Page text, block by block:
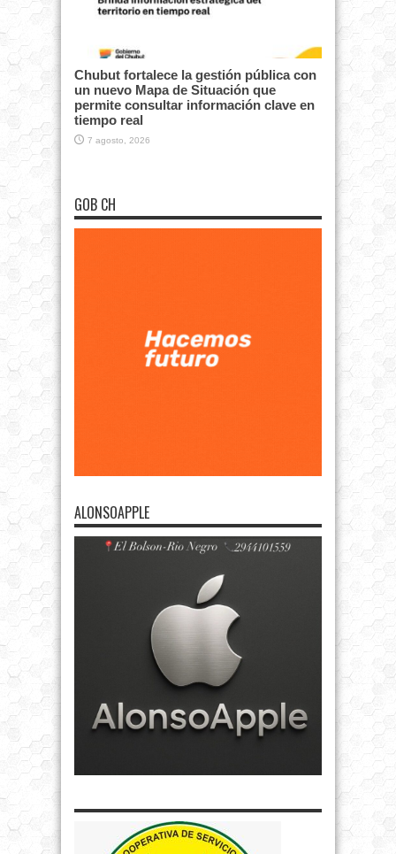
Chubut fortalece la gestión pública con
un nuevo Mapa de Situación que
permite consultar información clave en
tiempo real
7 agosto, 2026
GOB CH
ALONSOAPPLE